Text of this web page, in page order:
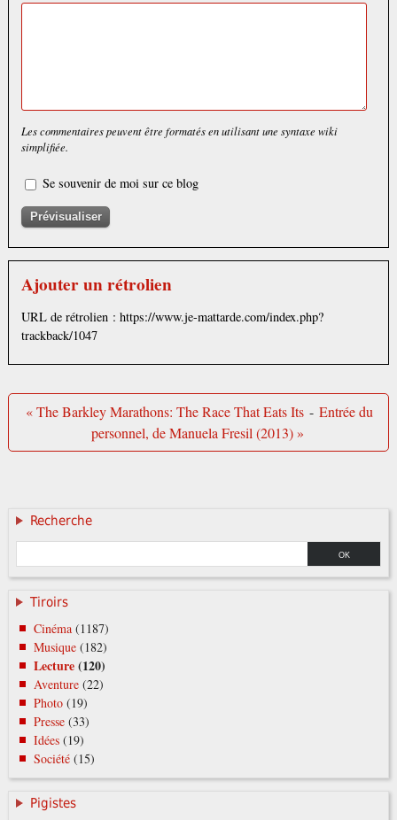
Les commentaires peuvent être formatés en utilisant une syntaxe wiki
simplifiée.
Se souvenir de moi sur ce blog
Ajouter un rétrolien
URL de rétrolien : https://www.je-mattarde.com/index.php?
trackback/1047
« The Barkley Marathons: The Race That Eats Its - Entrée du
personnel, de Manuela Fresil (2013) »
Recherche
Tiroirs
Cinéma (1187)
Musique (182)
Lecture(120)
Aventure (22)
Photo (19)
Presse (33)
Idées (19)
Société (15)
Pigistes